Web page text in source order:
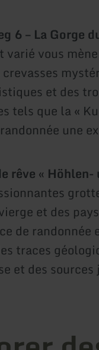
6 – La Gorge
varié vous
crevasses
et des
tels que la «
une
rêve «
et des
de
traces
et des